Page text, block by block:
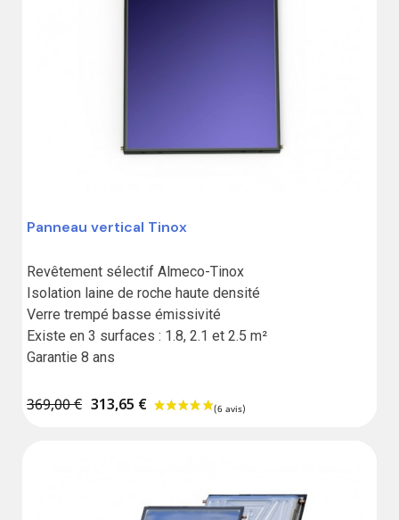
Panneau vertical Tinox
Revêtement sélectif Almeco-Tinox
Isolation laine de roche haute densité
Verre trempé basse émissivité
Existe en 3 surfaces : 1.8, 2.1 et 2.5 m²
Garantie 8 ans
369,00 € 313,65 €